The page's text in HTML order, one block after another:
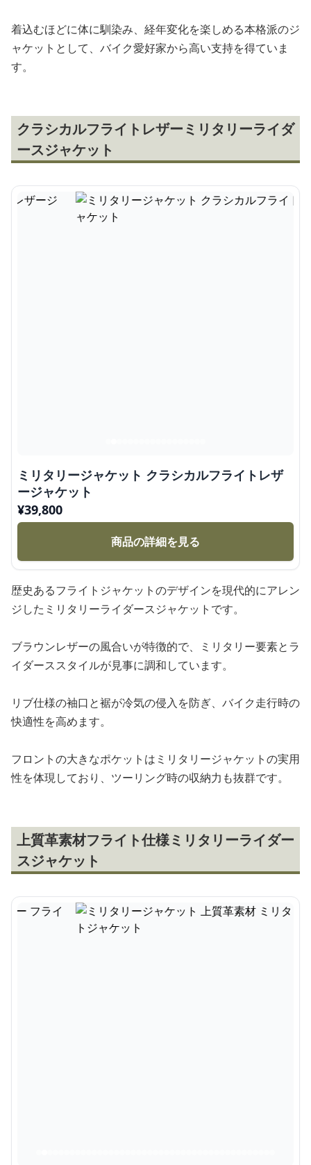
着込むほどに体に馴染み、経年変化を楽しめる本格派のジ
ャケットとして、バイク愛好家から高い支持を得ていま
す。
クラシカルフライトレザーミリタリーライダ
ースジャケット
ミリタリージャケット クラシカルフライトレザ
ージャケット
¥39,800
商品の詳細を見る
歴史あるフライトジャケットのデザインを現代的にアレン
ジしたミリタリーライダースジャケットです。
ブラウンレザーの風合いが特徴的で、ミリタリー要素とラ
イダーススタイルが見事に調和しています。
リブ仕様の袖口と裾が冷気の侵入を防ぎ、バイク走行時の
快適性を高めます。
フロントの大きなポケットはミリタリージャケットの実用
性を体現しており、ツーリング時の収納力も抜群です。
上質革素材フライト仕様ミリタリーライダー
スジャケット